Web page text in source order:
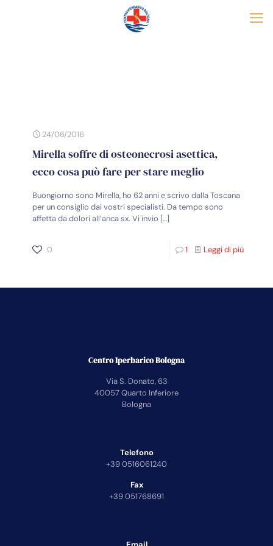
24/06/2016
Mirella soffre di osteonecrosi asettica,
ecco cosa può fare per stare meglio
Buongiorno sono Mirella, ho 62 anni e scrivo dalla Toscana
per un consiglio dai vostri specialisti. Da tempo sono
affetta da dolori all’anca sx. Vi invio […]
0 1 Leggi di più
Centro Iperbarico Bologna
Via S. Donato, 63
40057 Quarto Inferiore
Bologna
Telefono
+39 0516061240
Fax
+39 051768691